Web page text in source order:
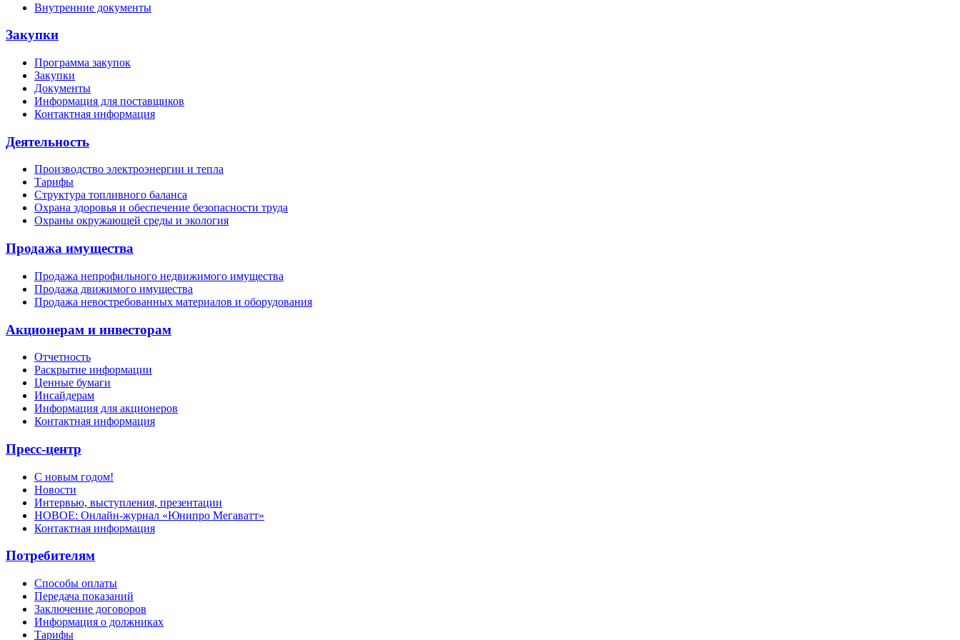
Внутренние документы
Закупки
Программа закупок
Закупки
Документы
Информация для поставщиков
Контактная информация
Деятельность
Производство электроэнергии и тепла
Тарифы
Структура топливного баланса
Охрана здоровья и обеспечение безопасности труда
Охраны окружающей среды и экология
Продажа имущества
Продажа непрофильного недвижимого имущества
Продажа движимого имущества
Продажа невостребованных материалов и оборудования
Акционерам и инвесторам
Отчетность
Раскрытие информации
Ценные бумаги
Инсайдерам
Информация для акционеров
Контактная информация
Пресс-центр
С новым годом!
Новости
Интервью, выступления, презентации
НОВОЕ: Онлайн-журнал «Юнипро Мегаватт»
Контактная информация
Потребителям
Способы оплаты
Передача показаний
Заключение договоров
Информация о должниках
Тарифы